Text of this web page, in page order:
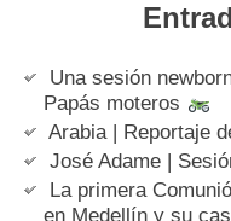
Una sesión
Papás moteros
Arabia | Reportaje
José Adame |
La primera
en Medellín y su